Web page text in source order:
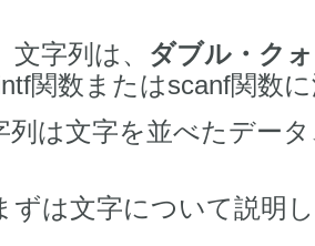
字列は、 ダブル・ク
関数またはscanf関数
列は文字を並べたデー
ずは文字について説明